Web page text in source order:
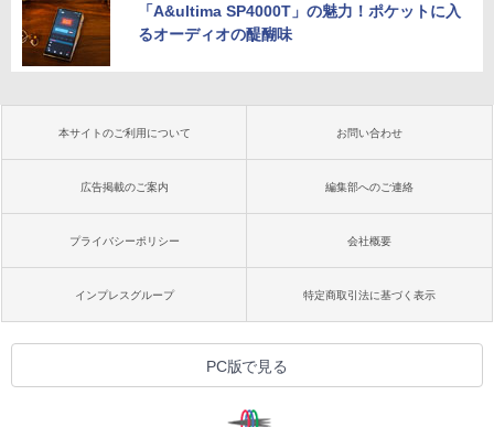
「A&ultima SP4000T」の魅力！ポケットに入
るオーディオの醍醐味
本サイトのご利用について お問い合わせ
広告掲載のご案内 編集部へのご連絡
プライバシーポリシー 会社概要
インプレスグループ 特定商取引法に基づく表示
PC版で見る